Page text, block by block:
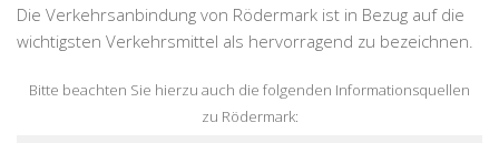
Die Verkehrsanbindung von Rödermark ist in Bezug auf die
wichtigsten Verkehrsmittel als hervorragend zu bezeichnen.
Bitte beachten Sie hierzu auch die folgenden Informationsquellen
zu Rödermark: